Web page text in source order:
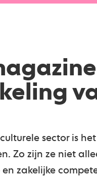
sector is
Zo zijn ze niet
zakelijke